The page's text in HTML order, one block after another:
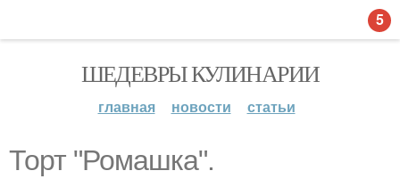
ШЕДЕВРЫ КУЛИНАРИИ
главная новости статьи
Торт "Ромашка".
5